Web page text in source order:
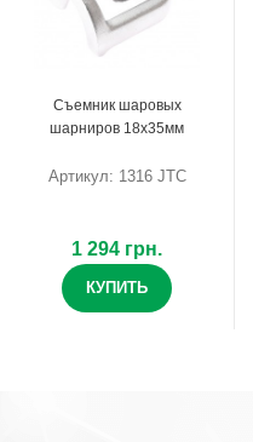
Съемник шаровых
шарниров 18х35мм
Артикул: 1316 JTC
1 294 грн.
КУПИТЬ